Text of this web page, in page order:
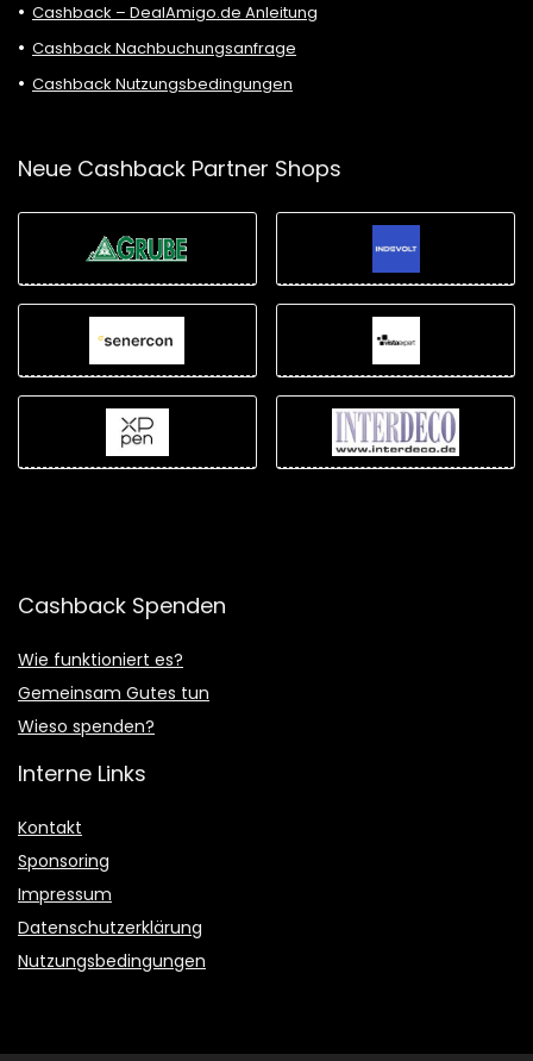
Cashback – DealAmigo.de Anleitung
Cashback Nachbuchungsanfrage
Cashback Nutzungsbedingungen
Neue Cashback Partner Shops
Cashback Spenden
Wie funktioniert es?
Gemeinsam Gutes tun
Wieso spenden?
Interne Links
Kontakt
Sponsoring
Impressum
Datenschutzerklärung
Nutzungsbedingungen